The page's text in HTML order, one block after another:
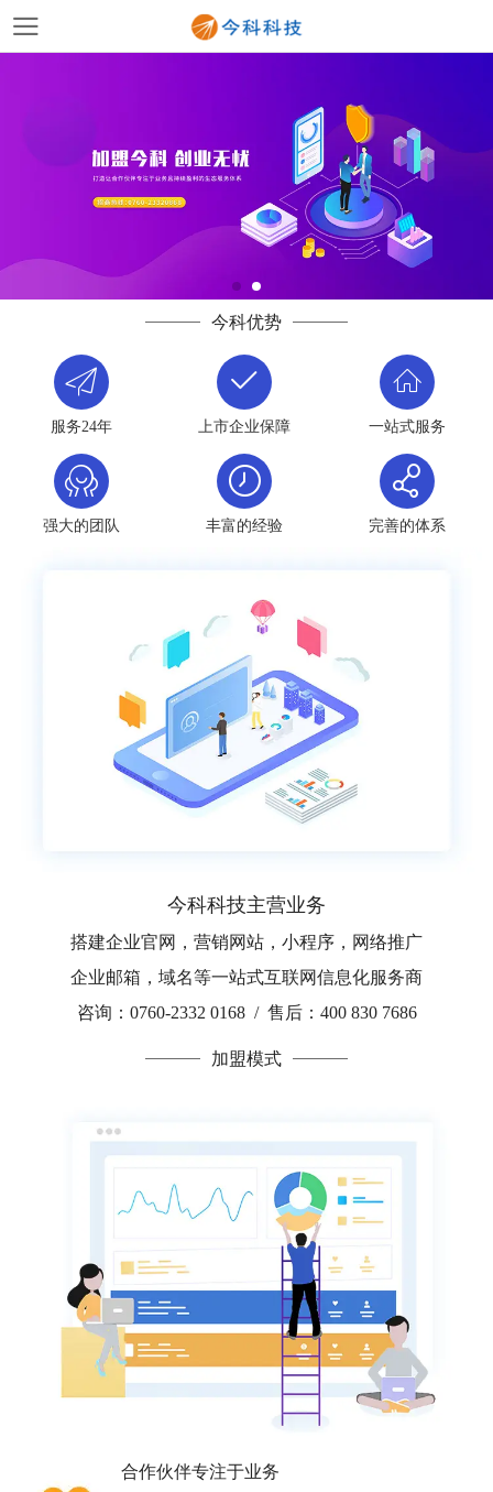
今科优势
服务24年 上市企业保障 一站式服务
强大的团队 丰富的经验 完善的体系
今科科技主营业务
搭建企业官网，营销网站，小程序，网络推广
企业邮箱，域名等一站式互联网信息化服务商
咨询：0760-2332 0168 / 售后：400 830 7686
加盟模式
合作伙伴专注于业务